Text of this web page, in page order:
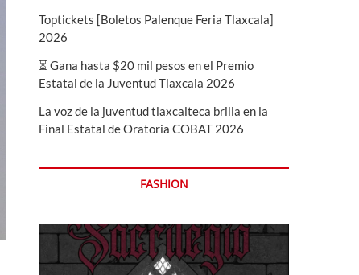
Toptickets [Boletos Palenque Feria Tlaxcala]
2026
⏳ Gana hasta $20 mil pesos en el Premio
Estatal de la Juventud Tlaxcala 2026
La voz de la juventud tlaxcalteca brilla en la
Final Estatal de Oratoria COBAT 2026
FASHION